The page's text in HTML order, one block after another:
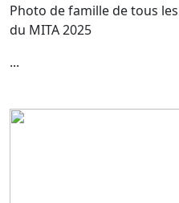
Photo de famille de tous
du MITA 2025
...